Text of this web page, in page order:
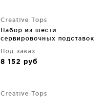
Creative Tops
Набор из шести
сервировочных подставок
Под заказ
8 152 руб
Creative Tops